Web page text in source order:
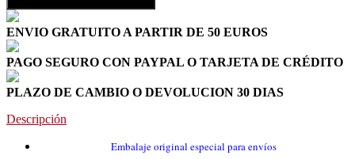
ENVIO GRATUITO A PARTIR DE 50 EUROS
PAGO SEGURO CON PAYPAL O TARJETA DE CRÉDITO
PLAZO DE CAMBIO O DEVOLUCION 30 DIAS
Descripción
Embalaje original especial para envíos